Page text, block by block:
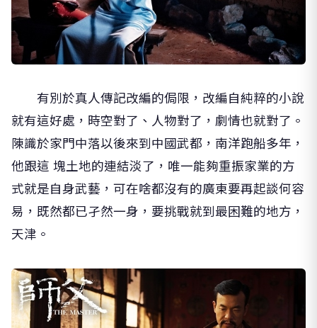
有別於真人傳記改編的侷限，改編自純粹的小說
就有這好處，時空對了、人物對了，劇情也就對了。
陳識於家門中落以後來到中國武都，南洋跑船多年，
他跟這 塊土地的連結淡了，唯一能夠重振家業的方
式就是自身武藝，可在啥都沒有的廣東要再起談何容
易，既然都已孑然一身，要挑戰就到最困難的地方，
天津。